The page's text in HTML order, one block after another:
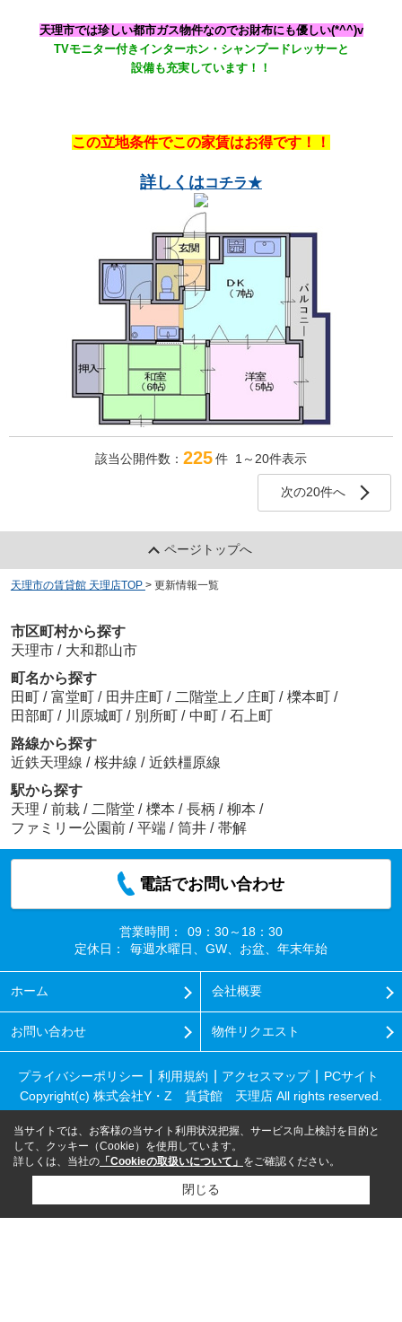
天理市では珍しい都市ガス物件なのでお財布にも優しい(*^^)v
TVモニター付きインターホン・シャンプードレッサーと
設備も充実しています！！
この立地条件でこの家賃はお得です！！
詳しく はコチラ★
該当公開件数： 225件 1～20件表示
次の20件へ
ページトップへ
天理市の賃貸館 天理店TOP > 更新情報一覧
市区町村から探す
天理市 / 大和郡山市
町名から探す
田町 / 富堂町 / 田井庄町 / 二階堂上ノ庄町 / 櫟本町 /
田部町 / 川原城町 / 別所町 / 中町 / 石上町
路線から探す
近鉄天理線 / 桜井線 / 近鉄橿原線
駅から探す
天理 / 前栽 / 二階堂 / 櫟本 / 長柄 / 柳本 /
ファミリー公園前 / 平端 / 筒井 / 帯解
電話でお問い合わせ
営業時間：
09：30～18：30
定休日：
毎週水曜日、GW、お盆、年末年始
ホーム 会社概要
お問い合わせ 物件リクエスト
プライバシーポリシー 利用規約 アクセスマップ
PCサイト
Copyright(c) 株式会社Y・Z 賃貸館 天理店 All rights reserved.
当サイトでは、お客様の当サイト利用状況把握、サービス向上検討を目的と
して、クッキー（Cookie）を使用しています。
詳しくは、当社の 「Cookieの取扱いについて」 をご確認ください。
閉じる